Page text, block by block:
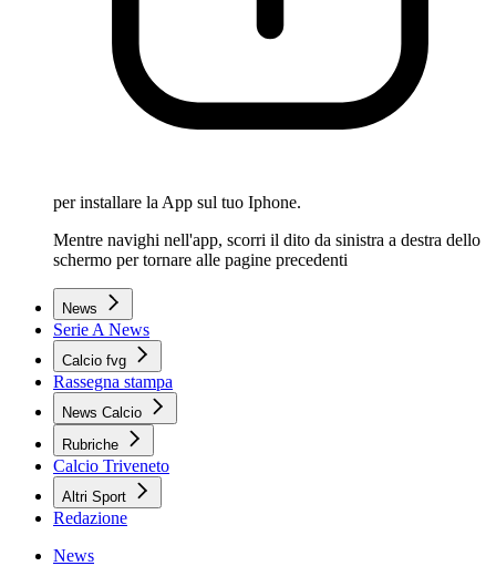
per installare la App sul tuo Iphone.
Mentre navighi nell'app, scorri il dito da sinistra a destra dello
schermo per tornare alle pagine precedenti
News
Serie A News
Calcio fvg
Rassegna stampa
News Calcio
Rubriche
Calcio Triveneto
Altri Sport
Redazione
News